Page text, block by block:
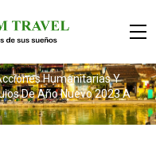
Humanitarias Y
De Año Nuevo 2023 A